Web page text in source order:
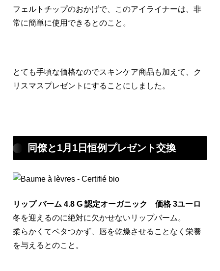
フェルトチップのおかげで、このアイライナーは、非
常に簡単に使用できるとのこと。
とても手頃な価格なのでスキンケア商品も加えて、ク
リスマスプレゼントにすることにしました。
同僚と1月1日恒例プレゼント交換
リップ バーム 4.8 G 認定オーガニック 価格 3ユーロ
冬を迎えるのに絶対に欠かせないリップバーム。
柔らかくてベタつかず、唇を乾燥させることなく栄養
を与えるとのこと。